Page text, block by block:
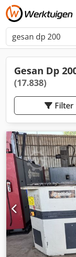
Gesan Dp
(17.838)
Filter